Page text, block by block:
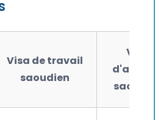
Visa de travail
saoudien
Visa